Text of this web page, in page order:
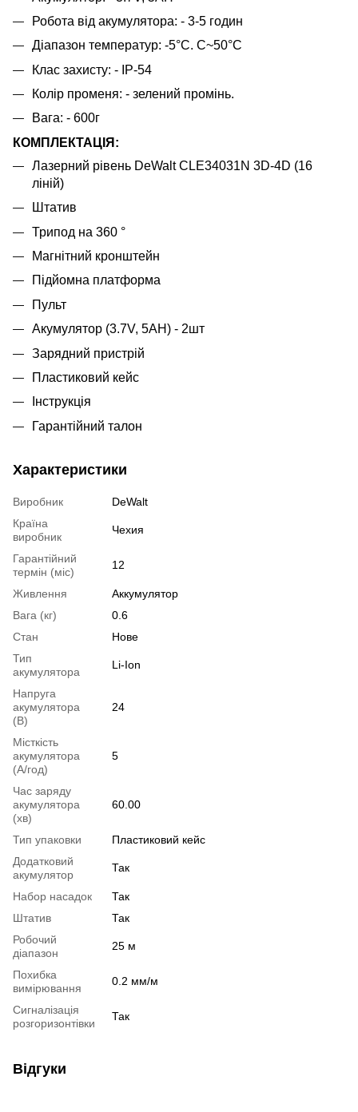
Робота від акумулятора: - 3-5 годин
Діапазон температур: -5°С. C~50°C
Клас захисту: - IP-54
Колір променя: - зелений промінь.
Вага: - 600г
КОМПЛЕКТАЦІЯ:
Лазерний рівень DeWalt CLE34031N 3D-4D (16
ліній)
Штатив
Трипод на 360 °
Магнітний кронштейн
Підйомна платформа
Пульт
Акумулятор (3.7V, 5AH) - 2шт
Зарядний пристрій
Пластиковий кейс
Інструкція
Гарантійний талон
Характеристики
Виробник
DeWalt
Країна
виробник
Чехия
Гарантійний
термін (міс)
12
Живлення
Аккумулятор
Вага (кг)
0.6
Стан
Нове
Тип
акумулятора
Li-Ion
Напруга
акумулятора
(В)
24
Місткість
акумулятора
(А/год)
5
Час заряду
акумулятора
(хв)
60.00
Тип упаковки
Пластиковий кейс
Додатковий
акумулятор
Так
Набор насадок
Так
Штатив
Так
Робочий
діапазон
25 м
Похибка
вимірювання
0.2 мм/м
Сигналізація
розгоризонтівки
Так
Відгуки